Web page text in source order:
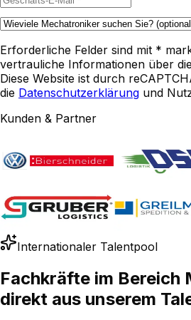
Erforderliche Felder sind mit *
vertrauliche Informationen über
Diese Website ist durch
die Datenschutzerklärung und
Kunden & Partner
Internationaler Talentpool
Fachkräfte im Bereich
direkt aus unserem